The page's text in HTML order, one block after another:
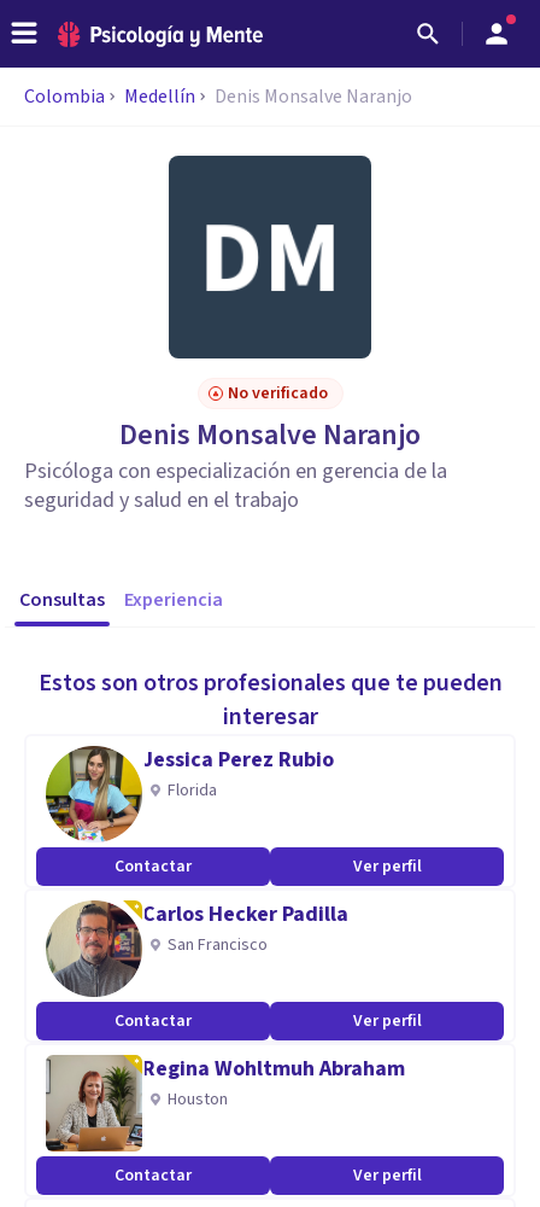
Colombia Medellín Denis Monsalve Naranjo
No verificado
Denis Monsalve Naranjo
Psicóloga con especialización en gerencia de la
seguridad y salud en el trabajo
Consultas Experiencia
Estos son otros profesionales que te pueden
interesar
Jessica Perez Rubio
Florida
Contactar Ver perfil
Carlos Hecker Padilla
San Francisco
Contactar Ver perfil
Regina Wohltmuh Abraham
Houston
Contactar Ver perfil